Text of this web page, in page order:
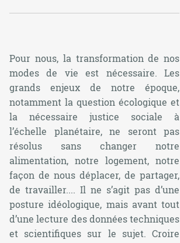
Pour nous, la transformation de nos
modes de vie est nécessaire. Les
grands enjeux de notre époque,
notamment la question écologique et
la nécessaire justice sociale à
l’échelle planétaire, ne seront pas
résolus sans changer notre
alimentation, notre logement, notre
façon de nous déplacer, de partager,
de travailler.... Il ne s’agit pas d’une
posture idéologique, mais avant tout
d’une lecture des données techniques
et scientifiques sur le sujet. Croire